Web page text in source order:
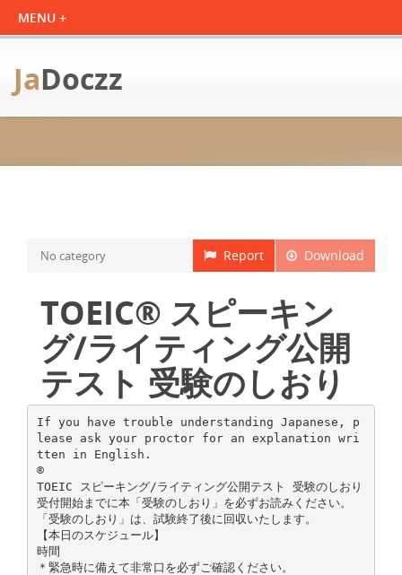
JaDoczz
Download
Report
No category
TOEIC® スピーキン
グ/ライティング公開
テスト 受験のしおり
If you have trouble understanding Japanese, p
lease ask your proctor for an explanation wri
tten in English.
®
TOEIC スピーキング/ライティング公開テスト 受験のしおり
受付開始までに本「受験のしおり」を必ずお読みください。
「受験のしおり」は、試験終了後に回収いたします。
【本日のスケジュール】
時間
＊緊急時に備えて非常口を必ずご確認ください。